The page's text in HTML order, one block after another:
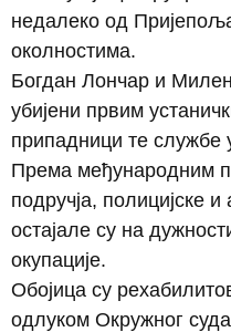
недалеко од
околностима.
Богдан Лончар и
убијени првим
припадници те службе
Према међународним
подручја, полицијске
остајале су на
окупације.
Обојица су
одлуком Окружног